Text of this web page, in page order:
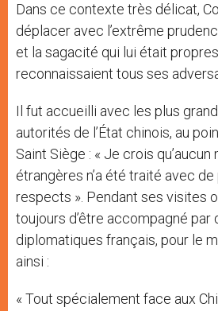
Dans ce contexte très délicat,
déplacer avec l’extrême
et la sagacité qui lui était
reconnaissaient tous ses
Il fut accueilli avec les plus
autorités de l’État chinois, au
Saint Siège : « Je crois
étrangères n’a été traité avec
respects ». Pendant ses visites
toujours d’être accompagné par
diplomatiques français, pour le
ainsi :
« Tout spécialement face aux